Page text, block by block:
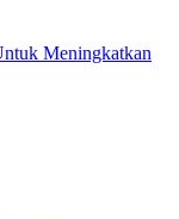
Meningkatkan